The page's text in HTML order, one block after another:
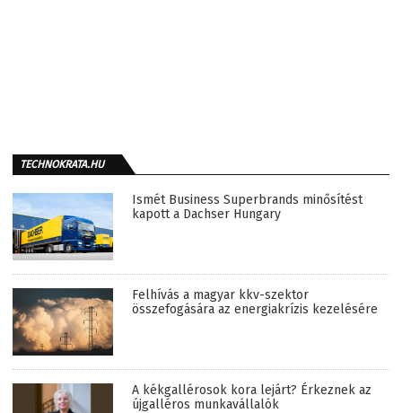
TECHNOKRATA.HU
Ismét Business Superbrands minősítést
kapott a Dachser Hungary
Felhívás a magyar kkv-szektor
összefogására az energiakrízis kezelésére
A kékgallérosok kora lejárt? Érkeznek az
újgalléros munkavállalók